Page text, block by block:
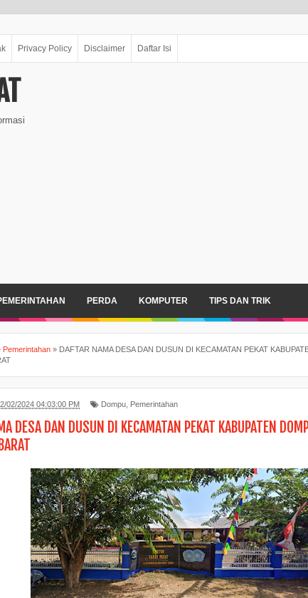
Privacy Policy Disclaimer Daftar Isi
PERDA KOMPUTER TIPS DAN TRIK
Pemerintahan » DAFTAR NAMA DESA DAN DUSUN DI KECAMATAN PEKAT
02/2024 04:03:00 PM Dompu Pemerintahan
DESA DAN DUSUN DI KECAMATAN PEKAT KABUPATEN